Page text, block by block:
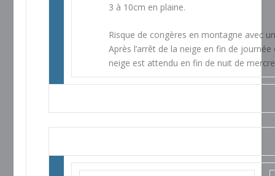
3 à 10cm en plaine.
Risque de congères en montagne avec
Après l’arrêt de la neige en fin de
neige est attendu en fin de nuit de